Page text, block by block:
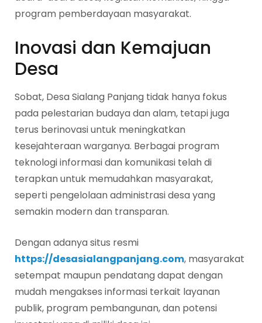
program pemberdayaan masyarakat.
Inovasi dan Kemajuan
Desa
Sobat, Desa Sialang Panjang tidak hanya fokus
pada pelestarian budaya dan alam, tetapi juga
terus berinovasi untuk meningkatkan
kesejahteraan warganya. Berbagai program
teknologi informasi dan komunikasi telah di
terapkan untuk memudahkan masyarakat,
seperti pengelolaan administrasi desa yang
semakin modern dan transparan.
Dengan adanya situs resmi
https://desasialangpanjang.com, masyarakat
setempat maupun pendatang dapat dengan
mudah mengakses informasi terkait layanan
publik, program pembangunan, dan potensi